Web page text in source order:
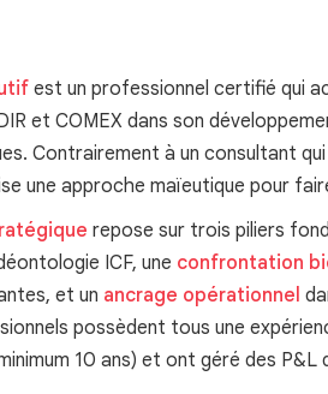
est un professionnel certifié qui
et COMEX dans son
Contrairement à un consultant
une approche maïeutique pour
repose sur trois piliers
ICF, une confrontation
et un ancrage opérationnel
possèdent tous une
10 ans) et ont géré des